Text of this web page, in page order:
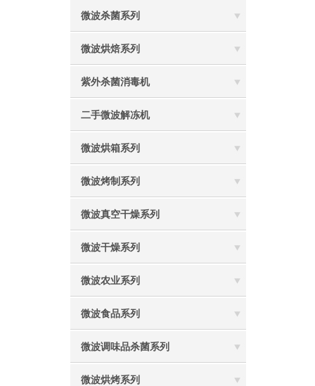
微波杀菌系列
微波烘焙系列
紫外杀菌消毒机
二手微波解冻机
微波烘箱系列
微波烤制系列
微波真空干燥系列
微波干燥系列
微波农业系列
微波食品系列
微波调味品杀菌系列
微波烘烤系列